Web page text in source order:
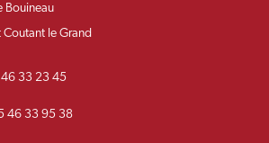
Bouineau
Coutant le Grand
33 23 45
46 33 95 38